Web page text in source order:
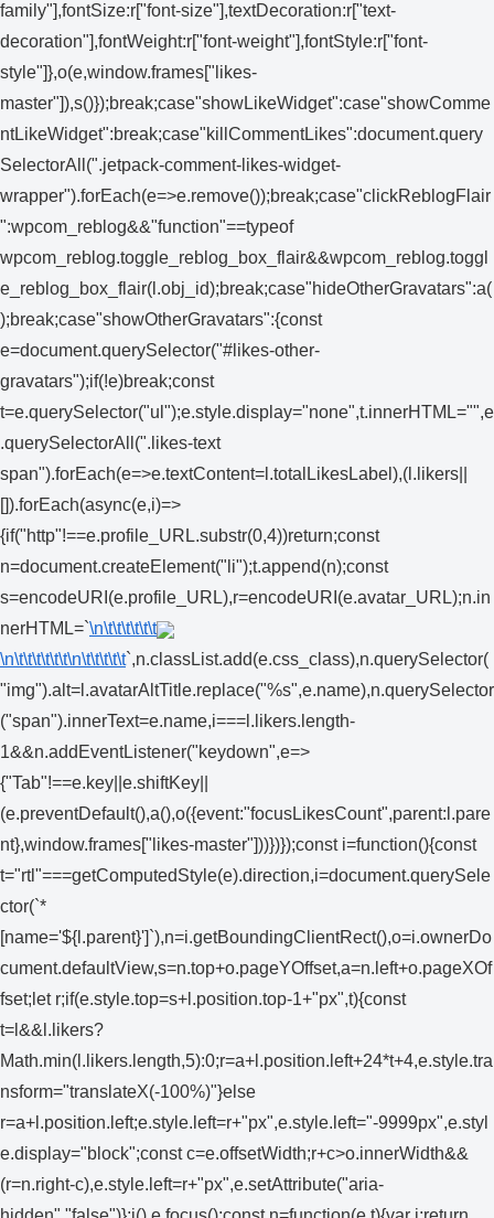
family"],fontSize:r["font-size"],textDecoration:r["text-
decoration"],fontWeight:r["font-weight"],fontStyle:r["font-
style"]},o(e,window.frames["likes-
master"]),s()});break;case"showLikeWidget":case"showComme
ntLikeWidget":break;case"killCommentLikes":document.query
SelectorAll(".jetpack-comment-likes-widget-
wrapper").forEach(e=>e.remove());break;case"clickReblogFlair
":wpcom_reblog&&"function"==typeof
wpcom_reblog.toggle_reblog_box_flair&&wpcom_reblog.toggl
e_reblog_box_flair(l.obj_id);break;case"hideOtherGravatars":a(
);break;case"showOtherGravatars":{const
e=document.querySelector("#likes-other-
gravatars");if(!e)break;const
t=e.querySelector("ul");e.style.display="none",t.innerHTML="",e
.querySelectorAll(".likes-text
span").forEach(e=>e.textContent=l.totalLikesLabel),(l.likers||
[]).forEach(async(e,i)=>
{if("http"!==e.profile_URL.substr(0,4))return;const
n=document.createElement("li");t.append(n);const
s=encodeURI(e.profile_URL),r=encodeURI(e.avatar_URL);n.in
nerHTML=`\n\t\t\t\t\t\t
\n\t\t\t\t\t\t\n\t\t\t\t\t`,n.classList.add(e.css_class),n.querySelector(
"img").alt=l.avatarAltTitle.replace("%s",e.name),n.querySelector
("span").innerText=e.name,i===l.likers.length-
1&&n.addEventListener("keydown",e=>
{"Tab"!==e.key||e.shiftKey||
(e.preventDefault(),a(),o({event:"focusLikesCount",parent:l.pare
nt},window.frames["likes-master"]))})});const i=function(){const
t="rtl"===getComputedStyle(e).direction,i=document.querySele
ctor(`*
[name='${l.parent}']`),n=i.getBoundingClientRect(),o=i.ownerDo
cument.defaultView,s=n.top+o.pageYOffset,a=n.left+o.pageXOf
fset;let r;if(e.style.top=s+l.position.top-1+"px",t){const
t=l&&l.likers?
Math.min(l.likers.length,5):0;r=a+l.position.left+24*t+4,e.style.tra
nsform="translateX(-100%)"}else
r=a+l.position.left;e.style.left=r+"px",e.style.left="-9999px",e.styl
e.display="block";const c=e.offsetWidth;r+c>o.innerWidth&&
(r=n.right-c),e.style.left=r+"px",e.setAttribute("aria-